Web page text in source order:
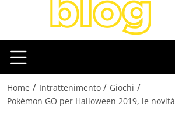
Home / Intrattenimento / Giochi /
Pokémon GO per Halloween 2019, le novità